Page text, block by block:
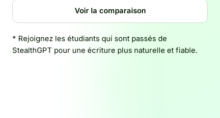
Voir la comparaison
* Rejoignez les étudiants qui sont passés de
StealthGPT pour une écriture plus naturelle et fiable.